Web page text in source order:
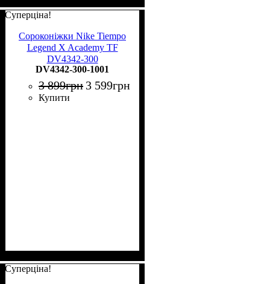
Суперціна!
Сороконіжки Nike Tiempo
Legend X Academy TF
DV4342-300
DV4342-300-1001
3 899грн 3 599грн
Купити
Суперціна!